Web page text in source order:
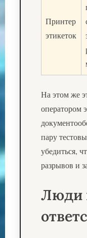
Принтер
этикеток
На этом же
оператором
пару
убедиться,
разрывов и
Люди